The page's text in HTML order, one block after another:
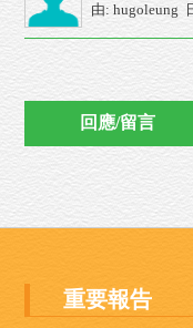
由: hugoleung
重要報告